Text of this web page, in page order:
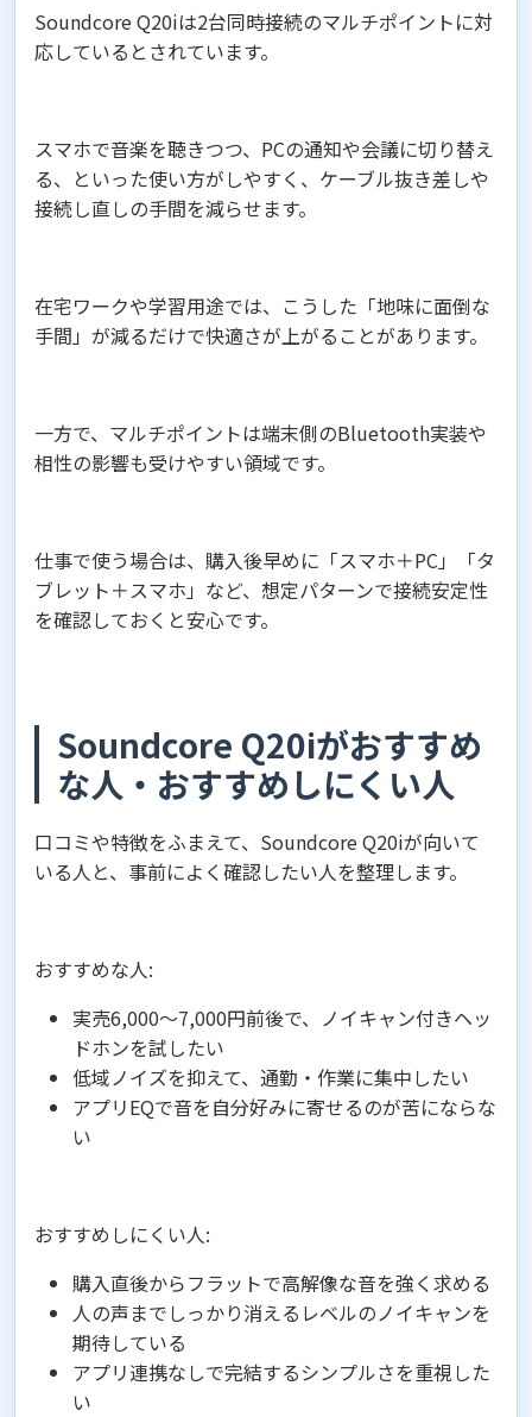
Soundcore Q20iは2台同時接続のマルチポイントに対
応しているとされています。
スマホで音楽を聴きつつ、PCの通知や会議に切り替え
る、といった使い方がしやすく、ケーブル抜き差しや
接続し直しの手間を減らせます。
在宅ワークや学習用途では、こうした「地味に面倒な
手間」が減るだけで快適さが上がることがあります。
一方で、マルチポイントは端末側のBluetooth実装や
相性の影響も受けやすい領域です。
仕事で使う場合は、購入後早めに「スマホ＋PC」「タ
ブレット＋スマホ」など、想定パターンで接続安定性
を確認しておくと安心です。
Soundcore Q20iがおすすめ
な人・おすすめしにくい人
口コミや特徴をふまえて、Soundcore Q20iが向いて
いる人と、事前によく確認したい人を整理します。
おすすめな人:
実売6,000〜7,000円前後で、ノイキャン付きヘッ
ドホンを試したい
低域ノイズを抑えて、通勤・作業に集中したい
アプリEQで音を自分好みに寄せるのが苦にならな
い
おすすめしにくい人:
購入直後からフラットで高解像な音を強く求める
人の声までしっかり消えるレベルのノイキャンを
期待している
アプリ連携なしで完結するシンプルさを重視した
い